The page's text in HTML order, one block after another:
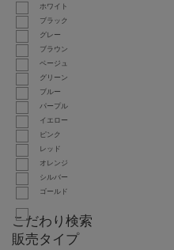
ホワイト
ブラック
グレー
ブラウン
ベージュ
グリーン
ブルー
パープル
イエロー
ピンク
レッド
オレンジ
シルバー
ゴールド
こだわり検索
販売タイプ